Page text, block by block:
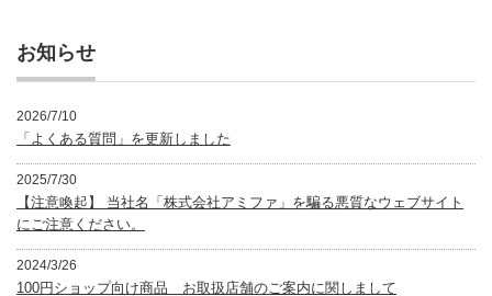
お知らせ
2026/7/10
「よくある質問」を更新しました
2025/7/30
【注意喚起】 当社名「株式会社アミファ」を騙る悪質なウェブサイト
にご注意ください。
2024/3/26
100円ショップ向け商品 お取扱店舗のご案内に関しまして